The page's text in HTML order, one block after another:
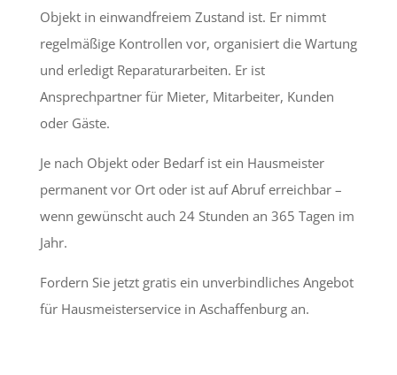
Objekt in einwandfreiem Zustand ist. Er nimmt
regelmäßige Kontrollen vor, organisiert die Wartung
und erledigt Reparaturarbeiten. Er ist
Ansprechpartner für Mieter, Mitarbeiter, Kunden
oder Gäste.
Je nach Objekt oder Bedarf ist ein Hausmeister
permanent vor Ort oder ist auf Abruf erreichbar –
wenn gewünscht auch 24 Stunden an 365 Tagen im
Jahr.
Fordern Sie jetzt gratis ein unverbindliches Angebot
für Hausmeisterservice in Aschaffenburg an.